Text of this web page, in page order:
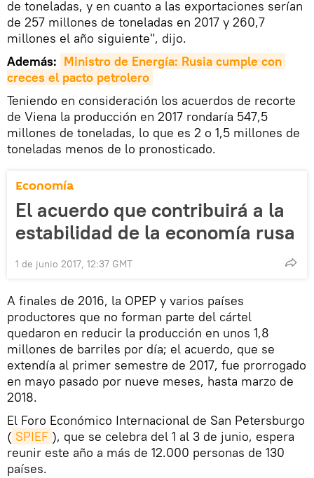
de toneladas, y en cuanto a las exportaciones serían
de 257 millones de toneladas en 2017 y 260,7
millones el año siguiente", dijo.
Además: Ministro de Energía: Rusia cumple con
creces el pacto petrolero
Teniendo en consideración los acuerdos de recorte
de Viena la producción en 2017 rondaría 547,5
millones de toneladas, lo que es 2 o 1,5 millones de
toneladas menos de lo pronosticado.
Economía
El acuerdo que contribuirá a la
estabilidad de la economía rusa
1 de junio 2017, 12:37 GMT
A finales de 2016, la OPEP y varios países
productores que no forman parte del cártel
quedaron en reducir la producción en unos 1,8
millones de barriles por día; el acuerdo, que se
extendía al primer semestre de 2017, fue prorrogado
en mayo pasado por nueve meses, hasta marzo de
2018.
El Foro Económico Internacional de San Petersburgo
( SPIEF ), que se celebra del 1 al 3 de junio, espera
reunir este año a más de 12.000 personas de 130
países.